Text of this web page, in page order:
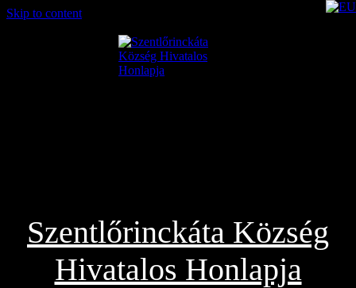
Skip to content
Szentlőrinckáta Község
Hivatalos Honlapja